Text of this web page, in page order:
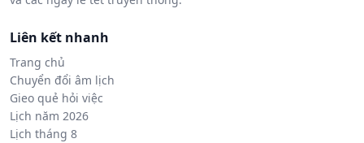
Liên kết nhanh
Trang chủ
Chuyển đổi âm lịch
Gieo quẻ hỏi việc
Lịch năm 2026
Lịch tháng 8